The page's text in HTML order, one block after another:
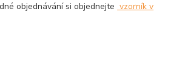
objednávání si objednejte vzorník v